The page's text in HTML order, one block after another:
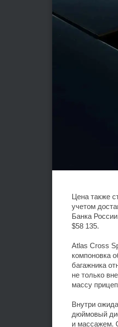
Цена также
учетом
Банка
$58 135.
Atlas Cross
компоновка
багажника
не только
массу
Внутри
дюймовый
и массажем.